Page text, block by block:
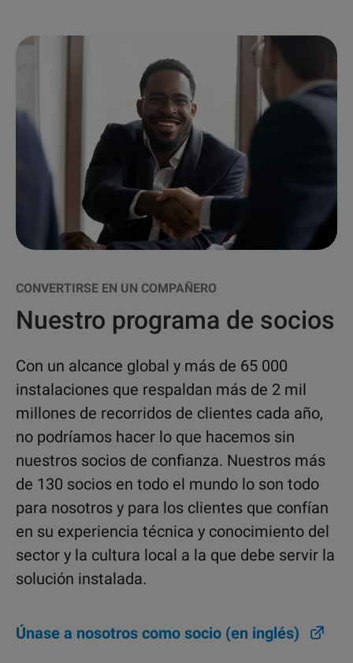
CONVERTIRSE EN UN COMPAÑERO
Nuestro programa de socios
Con un alcance global y más de 65 000
instalaciones que respaldan más de 2 mil
millones de recorridos de clientes cada año,
no podríamos hacer lo que hacemos sin
nuestros socios de confianza. Nuestros más
de 130 socios en todo el mundo lo son todo
para nosotros y para los clientes que confían
en su experiencia técnica y conocimiento del
sector y la cultura local a la que debe servir la
solución instalada.
Únase a nosotros como socio (en inglés)